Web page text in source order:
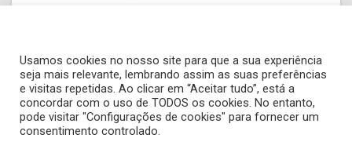
Licenciatura em Teatro – ramo Atores, pela Escola
Superior de Teatro e Cinema, em Lisboa.Em
Ler mais
Usamos cookies no nosso site para que a sua experiência
seja mais relevante, lembrando assim as suas preferências
e visitas repetidas. Ao clicar em “Aceitar tudo”, está a
concordar com o uso de TODOS os cookies. No entanto,
pode visitar "Configurações de cookies" para fornecer um
consentimento controlado.